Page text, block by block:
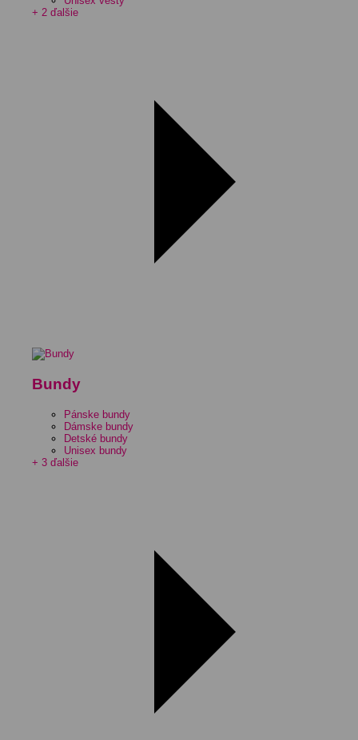
+ 2 ďalšie
Bundy
Pánske bundy
Dámske bundy
Detské bundy
Unisex bundy
+ 3 ďalšie